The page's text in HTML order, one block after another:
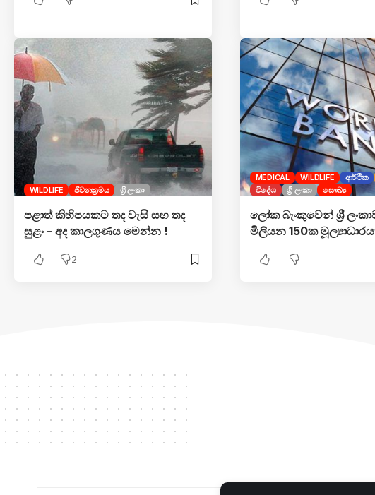
WILDLIFE ජීවනක්‍රමය ශ්‍රී ලංකා
පළාත් කිහිපයකට තද වැසි සහ තද
සුළං – අද කාලගුණය මෙන්න !
2
MEDICAL WILDLIFE ආර්ථික
විදේශ
ශ්‍රී ලංකා සෞඛ්‍ය
ලෝක බැංකුවෙන් ශ්‍රී
මිලියන 150ක